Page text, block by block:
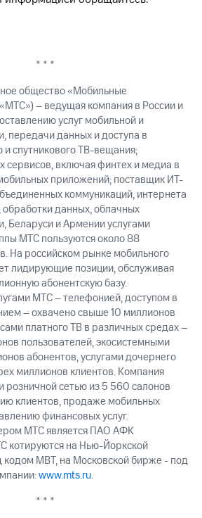
* * *
общество «Мобильные
– ведущая компания в России и
услуг мобильной и
передачи данных и доступа в
и спутникового ТВ-вещания;
включая финтех и медиа в
приложений; поставщик ИТ-
коммуникаций, интернета
данных, облачных
Беларуси и Армении услугами
МТС пользуются около 88
На российском рынке мобильного
лидирующие позиции, обслуживая
абонентскую базу.
МТС – телефонией, доступом в
– охвачено свыше 10 миллионов
платного ТВ в различных средах –
пользователей, экосистемными
абонентов, услугами дочернего
миллионов клиентов. Компания
розничной сетью из 5 560 салонов
клиентов, продаже мобильных
финансовых услуг.
МТС является ПАО АФК
котируются на Нью-Йоркской
MBT, на Московской бирже - под
www.mts.ru.
* * *